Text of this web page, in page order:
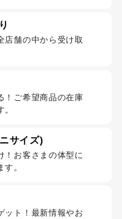
店舗の中から受け取
！ご希望商品の在庫
サイズ)
！お客さまの体型に
。
ット！最新情報やお